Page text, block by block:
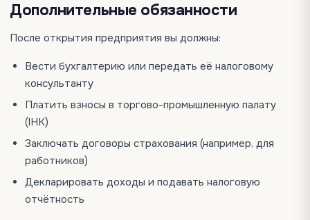
Дополнительные обязанности
После открытия предприятия вы должны:
Вести бухгалтерию или передать её налоговому
консультанту
Платить взносы в торгово-промышленную палату
(IHK)
Заключать договоры страхования (например, для
работников)
Декларировать доходы и подавать налоговую
отчётность